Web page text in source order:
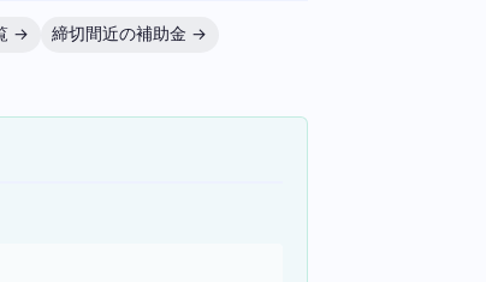
→
締切間近の補助金 →